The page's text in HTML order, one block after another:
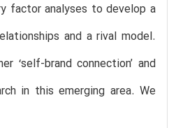
factor analyses to develop a
and a rival model.
‘self-brand connection’ and
in this emerging area. We